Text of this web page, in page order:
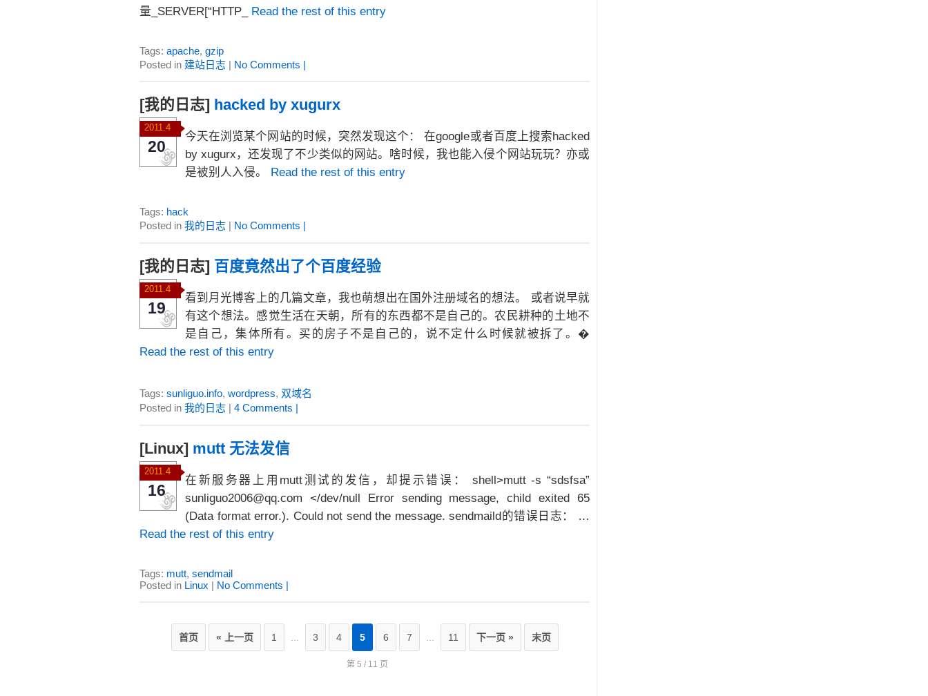
量_SERVER[“HTTP_ Read the rest of this entry
Tags: apache, gzip
Posted in 建站日志 | No Comments |
[我的日志] hacked by xugurx
2011.4
20
今天在浏览某个网站的时候，突然发现这个： 在google或者百度上搜索hacked
by xugurx，还发现了不少类似的网站。啥时候，我也能入侵个网站玩玩？亦或
是被别人入侵。
Read the rest of this entry
Tags: hack
Posted in 我的日志 | No Comments |
[我的日志] 百度竟然出了个百度经验
2011.4
19
看到月光博客上的几篇文章，我也萌想出在国外注册域名的想法。 或者说早就
有这个想法。感觉生活在天朝，所有的东西都不是自己的。农民耕种的土地不
是自己，集体所有。买的房子不是自己的，说不定什么时候就被拆了。�
Read the rest of this entry
Tags: sunliguo.info, wordpress, 双域名
Posted in 我的日志 | 4 Comments |
[Linux] mutt 无法发信
2011.4
16
在新服务器上用mutt测试的发信，却提示错误： shell>mutt -s “sdsfsa”
sunliguo2006@qq.com </dev/null Error sending message, child exited 65
(Data format error.). Could not send the message. sendmaild的错误日志： …
Read the rest of this entry
Tags: mutt, sendmail
Posted in Linux | No Comments |
首页 « 上一页 1 ... 3 4 5 6 7 ... 11 下一页 » 末页
第 5 / 11 页